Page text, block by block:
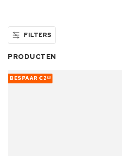
FILTERS
PRODUCTEN
BESPAAR €2 23